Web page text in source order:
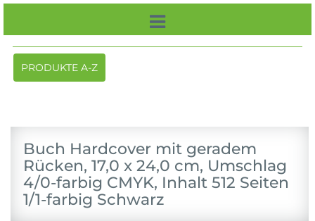
Toggle
navigation
PRODUKTE A-Z
Buch Hardcover mit geradem
Rücken, 17,0 x 24,0 cm, Umschlag
4/0-farbig CMYK, Inhalt 512 Seiten
1/1-farbig Schwarz